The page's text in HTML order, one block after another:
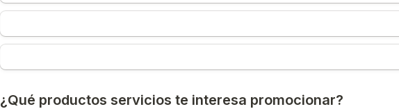
¿Qué productos servicios te interesa promocionar?